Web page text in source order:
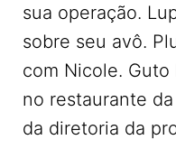
sua operação.
sobre seu avô.
com Nicole.
no restaurante
da diretoria da